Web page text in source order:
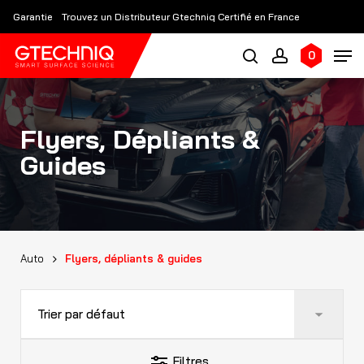
main
content
Garantie Trouvez un Distributeur Gtechniq Certifié en France
0
Flyers, Dépliants &
Guides
Auto Flyers, dépliants & guides
Filters